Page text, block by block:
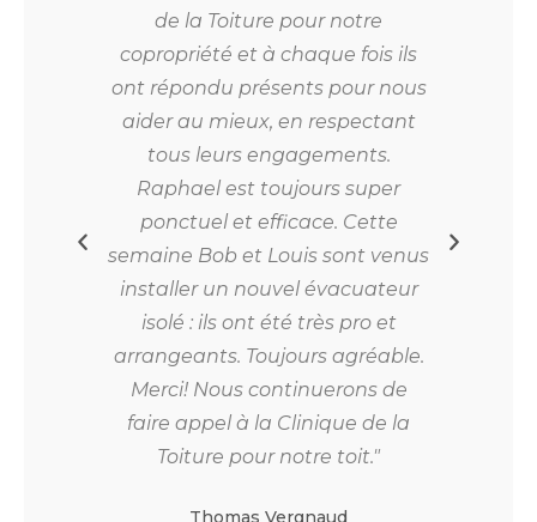
de la Toiture pour notre
copropriété et à chaque fois ils
ont répondu présents pour nous
aider au mieux, en respectant
tous leurs engagements.
Raphael est toujours super
ponctuel et efficace. Cette
semaine Bob et Louis sont venus
installer un nouvel évacuateur
isolé : ils ont été très pro et
arrangeants. Toujours agréable.
Merci! Nous continuerons de
faire appel à la Clinique de la
Toiture pour notre toit."
Thomas Vergnaud